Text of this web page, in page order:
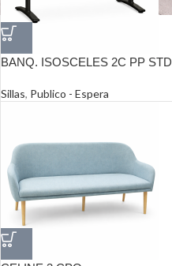
BANQ. ISOSCELES 2C PP STD
Sillas, Publico - Espera